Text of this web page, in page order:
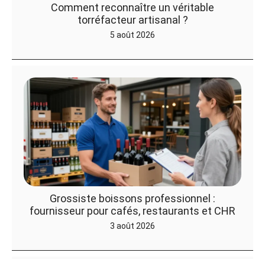
Comment reconnaître un véritable
torréfacteur artisanal ?
5 août 2026
Grossiste boissons professionnel :
fournisseur pour cafés, restaurants et CHR
3 août 2026